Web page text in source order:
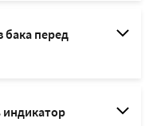
каналы.
перед
не должен
индикатор